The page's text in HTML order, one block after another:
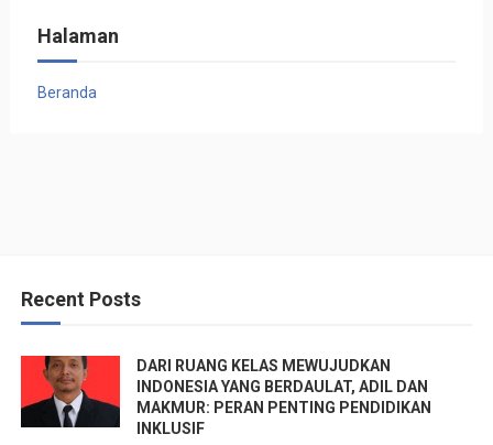
Halaman
Beranda
Recent Posts
DARI RUANG KELAS MEWUJUDKAN
INDONESIA YANG BERDAULAT, ADIL DAN
MAKMUR: PERAN PENTING PENDIDIKAN
INKLUSIF